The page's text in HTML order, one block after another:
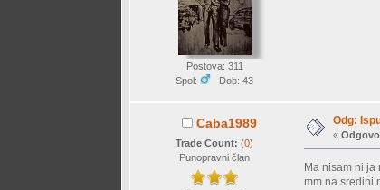
Postova: 311
Spol:
Dob: 43
Caba1989
Trade Count:(0)
Punopravni član
Odg:
«
Ma nisam ni
mm na